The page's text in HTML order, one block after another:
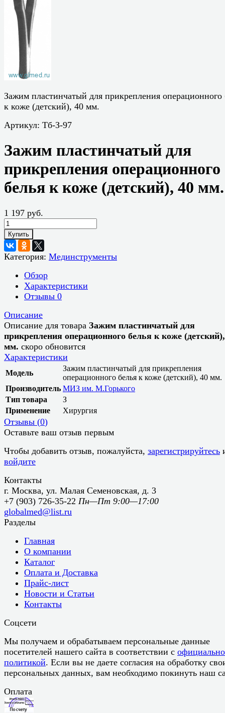
Зажим пластинчатый для прикрепления операционного
к коже (детский), 40 мм.
Артикул: Тб-З-97
Зажим пластинчатый для
прикрепления операционного
белья к коже (детский), 40 мм.
1 197 руб.
Купить
Категория: Мединструменты
Обзор
Характеристики
Отзывы 0
Описание
Описание для товара Зажим пластинчатый для
прикрепления операционного белья к коже
мм. скоро обновится
Характеристики
Модель
Зажим пластинчатый для прикрепления
операционного белья к коже (детский), 40 мм.
Производитель МИЗ им. М.Горького
Тип товара
З
Применение
Хирургия
Отзывы (0)
Оставьте ваш отзыв первым
Чтобы добавить отзыв, пожалуйста, зарегистрируйтесь
войдите
Контакты
г. Москва, ул. Малая Семеновская, д. 3
+7 (903) 726-35-22 Пн—Пт 9:00—17:00
globalmed@list.ru
Разделы
Главная
О компании
Каталог
Оплата и Доставка
Прайс-лист
Новости и Статьи
Контакты
Соцсети
Мы получаем и обрабатываем персональные данные
посетителей нашего сайта в соответствии с
политикой. Если вы не даете согласия на обработку
персональных данных, вам необходимо покинуть наш
Оплата